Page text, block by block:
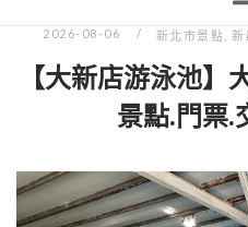
2026-08-06 新北市景點 新
【大新店游泳池】
景點.門票.